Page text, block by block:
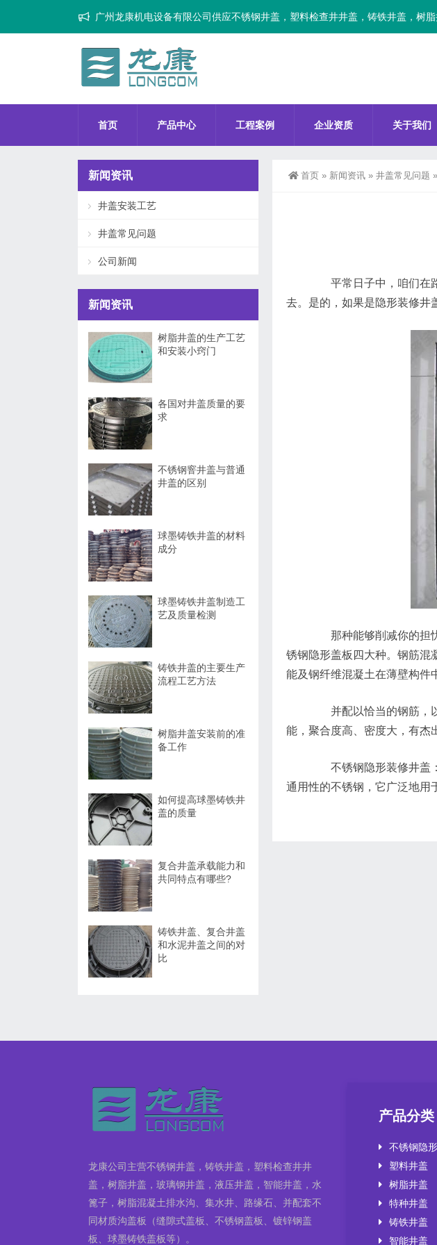
广州龙康机电设备有限公司供应不锈钢井盖，塑料检查井井盖，铸铁井盖，树
首页 产品中心 工程案例 企业资质 关于我们
首页 » 新闻资讯 » 井盖常见问题 »
平常日子中，咱们在路
去。是的，如果是隐形装修井
那种能够削减你的担忧
锈钢隐形盖板四大种。钢筋混
能及钢纤维混凝土在薄壁构件
并配以恰当的钢筋，以
能，聚合度高、密度大，有杰
不锈钢隐形装修井盖：
通用性的不锈钢，它广泛地用
新闻资讯
井盖安装工艺
井盖常见问题
公司新闻
新闻资讯
树脂井盖的生产工艺
和安装小窍门
各国对井盖质量的要
求
不锈钢窨井盖与普通
井盖的区别
球墨铸铁井盖的材料
成分
球墨铸铁井盖制造工
艺及质量检测
铸铁井盖的主要生产
流程工艺方法
树脂井盖安装前的准
备工作
如何提高球墨铸铁井
盖的质量
复合井盖承载能力和
共同特点有哪些?
铸铁井盖、复合井盖
和水泥井盖之间的对
比
龙康公司主营不锈钢井盖，铸铁井盖，塑料检查井井
盖，树脂井盖，玻璃钢井盖，液压井盖，智能井盖，水
篦子，树脂混凝土排水沟、集水井、路缘石、并配套不
同材质沟盖板（缝隙式盖板、不锈钢盖板、镀锌钢盖
板、球墨铸铁盖板等）。
产品分类
不锈钢隐
塑料井盖
树脂井盖
特种井盖
铸铁井盖
智能井盖